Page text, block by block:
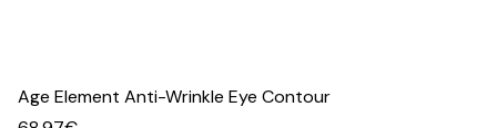
Age Element Anti-Wrinkle Eye Contour